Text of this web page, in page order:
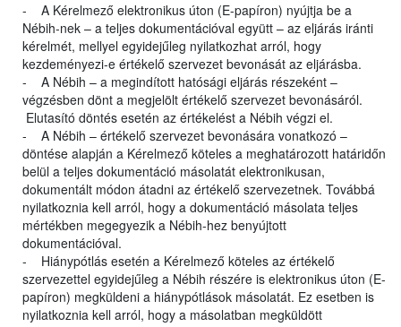
- A Kérelmező elektronikus úton (E-papíron) nyújtja be a
Nébih-nek – a teljes dokumentációval együtt – az eljárás iránti
kérelmét, mellyel egyidejűleg nyilatkozhat arról, hogy
kezdeményezi-e értékelő szervezet bevonását az eljárásba.
- A Nébih – a megindított hatósági eljárás részeként –
végzésben dönt a megjelölt értékelő szervezet bevonásáról.
Elutasító döntés esetén az értékelést a Nébih végzi el.
- A Nébih – értékelő szervezet bevonására vonatkozó –
döntése alapján a Kérelmező köteles a meghatározott határidőn
belül a teljes dokumentáció másolatát elektronikusan,
dokumentált módon átadni az értékelő szervezetnek. Továbbá
nyilatkoznia kell arról, hogy a dokumentáció másolata teljes
mértékben megegyezik a Nébih-hez benyújtott
dokumentációval.
- Hiánypótlás esetén a Kérelmező köteles az értékelő
szervezettel egyidejűleg a Nébih részére is elektronikus úton (E-
papíron) megküldeni a hiánypótlások másolatát. Ez esetben is
nyilatkoznia kell arról, hogy a másolatban megküldött